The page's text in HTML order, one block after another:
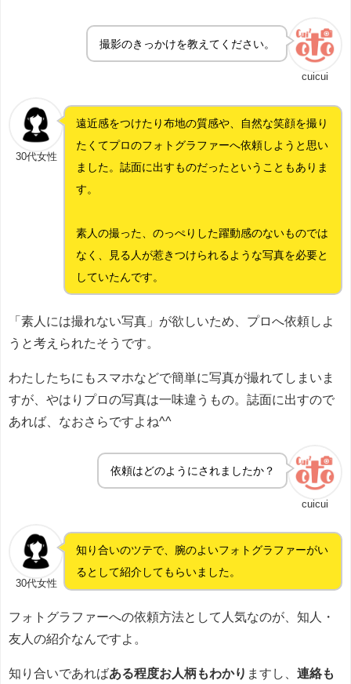
cuicui
撮影のきっかけを教えてください。
30代女性
遠近感をつけたり布地の質感や、自然な笑顔を撮り
たくてプロのフォトグラファーへ依頼しようと思い
ました。誌面に出すものだったということもありま
す。
素人の撮った、のっぺりした躍動感のないものでは
なく、見る人が惹きつけられるような写真を必要と
していたんです。
「素人には撮れない写真」が欲しいため、プロへ依頼しよ
うと考えられたそうです。
わたしたちにもスマホなどで簡単に写真が撮れてしまいま
すが、やはりプロの写真は一味違うもの。誌面に出すので
あれば、なおさらですよね^^
cuicui
依頼はどのようにされましたか？
30代女性
知り合いのツテで、腕のよいフォトグラファーがい
るとして紹介してもらいました。
フォトグラファーへの依頼方法として人気なのが、知人・
友人の紹介なんですよ。
知り合いであればある程度お人柄もわかり ますし、 連絡も